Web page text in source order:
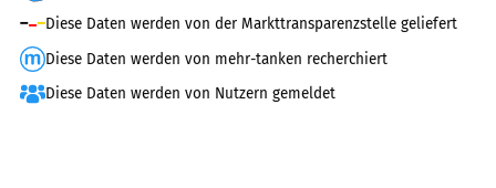
Diese Daten werden von der Markttransparenzstelle geliefert
Diese Daten werden von mehr-tanken recherchiert
Diese Daten werden von Nutzern gemeldet